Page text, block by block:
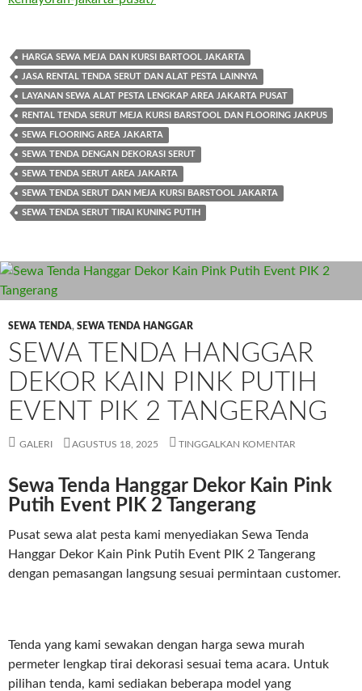
HARGA SEWA MEJA DAN KURSI BARTOOL JAKARTA
JASA RENTAL TENDA SERUT DAN ALAT PESTA LAINNYA
LAYANAN SEWA ALAT PESTA LENGKAP AREA JAKARTA PUSAT
RENTAL TENDA SERUT MEJA KURSI BARSTOOL DAN FLOORING JAKPUS
SEWA FLOORING AREA JAKARTA
SEWA TENDA DENGAN DEKORASI SERUT
SEWA TENDA SERUT AREA JAKARTA
SEWA TENDA SERUT DAN MEJA KURSI BARSTOOL JAKARTA
SEWA TENDA SERUT TIRAI KUNING PUTIH
SEWA TENDA, SEWA TENDA HANGGAR
SEWA TENDA HANGGAR
DEKOR KAIN PINK PUTIH
EVENT PIK 2 TANGERANG
GALERI AGUSTUS 18, 2025 TINGGALKAN KOMENTAR
Sewa Tenda Hanggar Dekor Kain Pink
Putih Event PIK 2 Tangerang
Pusat sewa alat pesta kami menyediakan Sewa Tenda
Hanggar Dekor Kain Pink Putih Event PIK 2 Tangerang
dengan pemasangan langsung sesuai permintaan customer.
Tenda yang kami sewakan dengan harga sewa murah
permeter lengkap tirai dekorasi sesuai tema acara. Untuk
pilihan tenda, kami sediakan beberapa model yang